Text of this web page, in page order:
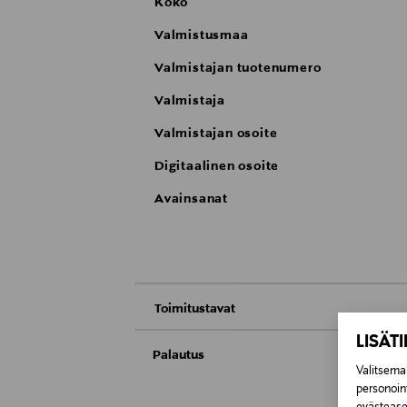
Koko
Valmistusmaa
Valmistajan tuotenumero
Valmistaja
Valmistajan osoite
Digitaalinen osoite
Avainsanat
Toimitustavat
Toimitus automaattiin tai noutopisteeseen
Palautus
Meille on hyvin tärkeää, että olet